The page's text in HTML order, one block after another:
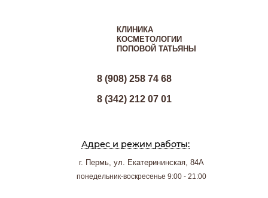
КЛИНИКА
КОСМЕТОЛОГИИ
ПОПОВОЙ ТАТЬЯНЫ
8 (908) 258 74 68
8 (342) 212 07 01
Адрес и режим работы:
г. Пермь, ул. Екатерининская, 84А
понедельник-воскресенье 9:00 - 21:00